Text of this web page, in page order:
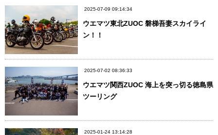
2025-07-09 09:14:34
ウエマツ東北ZUOC 磐梯吾妻スカイライ
ン！！
2025-07-02 08:36:33
ウエマツ関西ZUOC 海上を突っ切る徳島県
ツーリング
2025-01-24 13:14:28